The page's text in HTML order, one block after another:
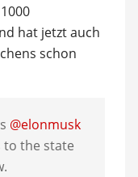
hat jetzt auch
schon
@elonmusk
to the state